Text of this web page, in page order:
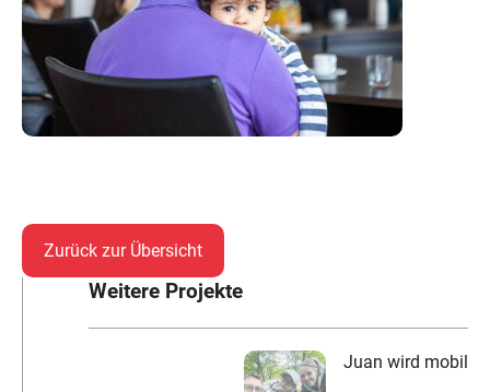
Zurück zur Übersicht
Weitere Projekte
Juan wird mobil